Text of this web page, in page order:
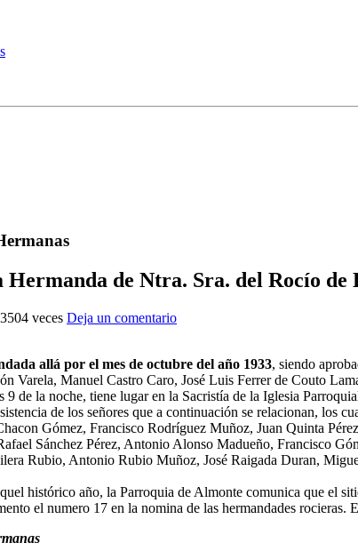
Hermanda de Ntra. Sra. del Rocío de
veces Deja un comentario
allá por el mes de octubre del año 1933, siendo
Varela, Manuel Castro Caro, José Luis Ferrer de Couto
9 de la noche, tiene lugar en la Sacristía de la Iglesia
de los señores que a continuación se relacionan, los
Gómez, Francisco Rodríguez Muñoz, Juan Quinta
Sánchez Pérez, Antonio Alonso Madueño, Francisco
Rubio, Antonio Rubio Muñoz, José Raigada Duran,
histórico año, la Parroquia de Almonte comunica que el
el numero 17 en la nomina de las hermandades